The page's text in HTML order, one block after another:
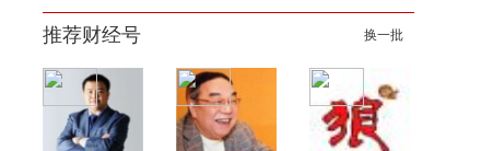
推荐财经号 换一批